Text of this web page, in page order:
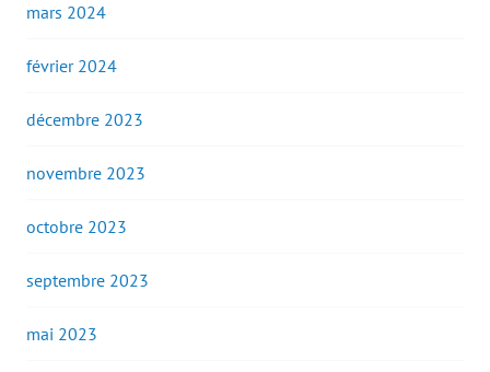
mars 2024
février 2024
décembre 2023
novembre 2023
octobre 2023
septembre 2023
mai 2023